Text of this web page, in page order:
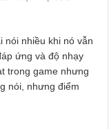
nói nhiều khi nó vẫn
ứng và độ nhạy
trong game nhưng
nói, nhưng điểm